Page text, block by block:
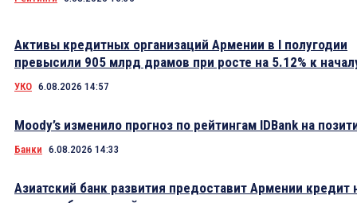
Активы кредитных организаций Армении в I полугодии
превысили 905 млрд драмов при росте на 5.12% к
УКО 6.08.2026 14:57
Moody’s изменило прогноз по рейтингам IDBank на
Банки 6.08.2026 14:33
Азиатский банк развития предоставит Армении кредит